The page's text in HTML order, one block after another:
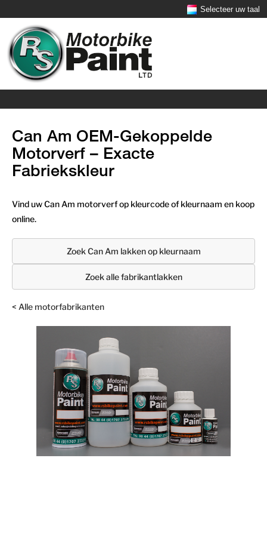
Selecteer uw taal
Can Am OEM-Gekoppelde
Motorverf – Exacte
Fabriekskleur
Vind uw Can Am motorverf op kleurcode of kleurnaam en koop
online.
Zoek Can Am lakken op kleurnaam
Zoek alle fabrikantlakken
< Alle motorfabrikanten